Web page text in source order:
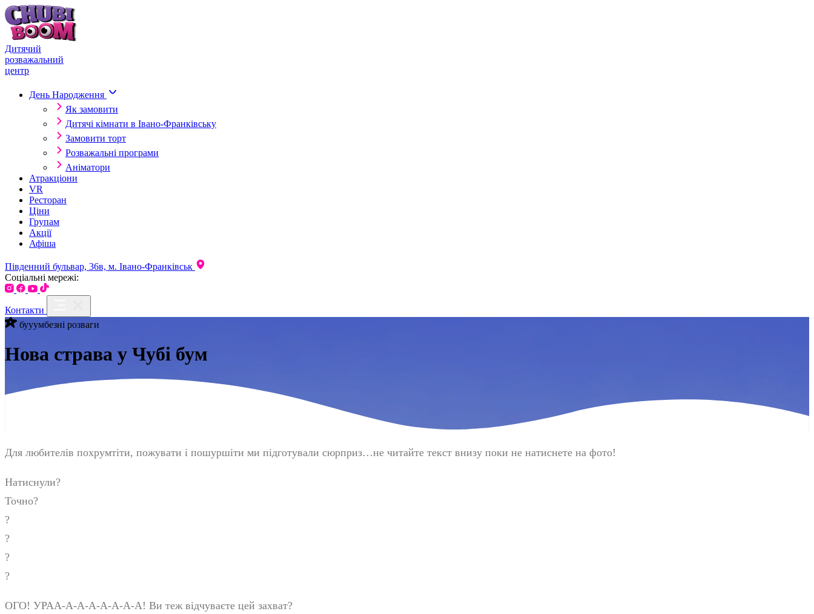
Skip to content
Дитячий
розважальний
центр
День Народження
Як замовити
Дитячі кімнати в Івано-Франківську
Замовити торт
Розважальні програми
Аніматори
Атракціони
VR
Ресторан
Ціни
Групам
Акції
Афіша
Південний бульвар, 36в, м. Івано-Франківськ
Соціальні мережі:
Контакти
бууумбезні розваги
Нова страва у Чубі бум
Для любителів похрумтіти, пожувати і пошуршіти ми підготували сюрприз…не читайте текст внизу поки не натиснете на фото!
Натиснули?
Точно?
?
?
?
?
ОГО! УРАА-А-А-А-А-А-А-А! Ви теж відчуваєте цей захват?